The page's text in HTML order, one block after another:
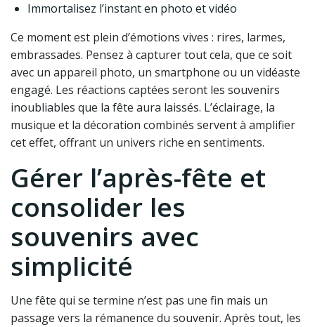
Immortalisez l’instant en photo et vidéo
Ce moment est plein d’émotions vives : rires, larmes,
embrassades. Pensez à capturer tout cela, que ce soit
avec un appareil photo, un smartphone ou un vidéaste
engagé. Les réactions captées seront les souvenirs
inoubliables que la fête aura laissés. L’éclairage, la
musique et la décoration combinés servent à amplifier
cet effet, offrant un univers riche en sentiments.
Gérer l’après-fête et
consolider les
souvenirs avec
simplicité
Une fête qui se termine n’est pas une fin mais un
passage vers la rémanence du souvenir. Après tout, les